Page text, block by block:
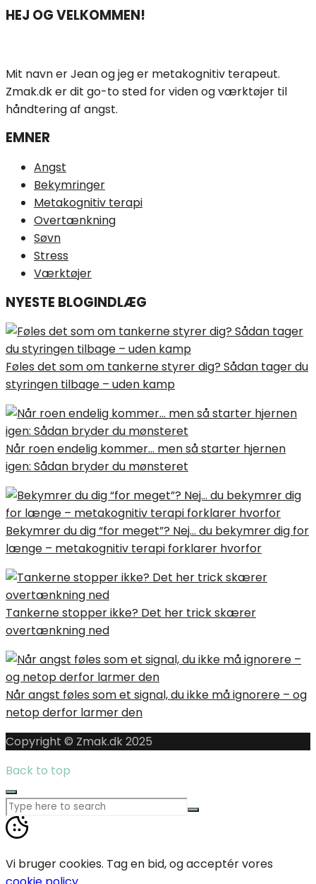
HEJ OG VELKOMMEN!
Mit navn er Jean og jeg er metakognitiv terapeut.
Zmak.dk er dit go-to sted for viden og værktøjer til
håndtering af angst.
EMNER
Angst
Bekymringer
Metakognitiv terapi
Overtænkning
Søvn
Stress
Værktøjer
NYESTE BLOGINDLÆG
Føles det som om tankerne styrer dig? Sådan tager du
styringen tilbage – uden kamp
Når roen endelig kommer… men så starter hjernen
igen: Sådan bryder du mønsteret
Bekymrer du dig “for meget”? Nej… du bekymrer dig for
længe – metakognitiv terapi forklarer hvorfor
Tankerne stopper ikke? Det her trick skærer
overtænkning ned
Når angst føles som et signal, du ikke må ignorere – og
netop derfor larmer den
Copyright © Zmak.dk 2025
Back to top
Vi bruger cookies. Tag en bid, og acceptér vores